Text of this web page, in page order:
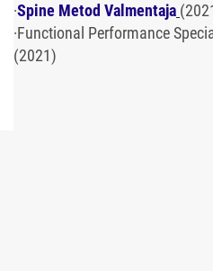
·Spine Metod Valmentaja
·Functional Performance
(2021)